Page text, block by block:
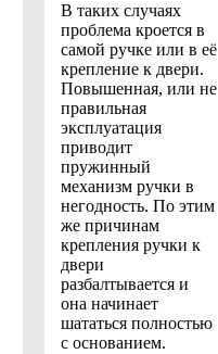
В таких случаях
проблема кроется в
самой ручке или в её
крепление к двери.
Повышенная, или не
правильная
эксплуатация
приводит
пружинный
механизм ручки в
негодность. По этим
же причинам
крепления ручки к
двери
разбалтывается и
она начинает
шататься полностью
с основанием.